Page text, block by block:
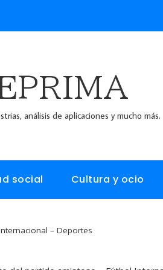
análisis de aplicaciones y mucho más.
social Cultura y ocio
– Deportes